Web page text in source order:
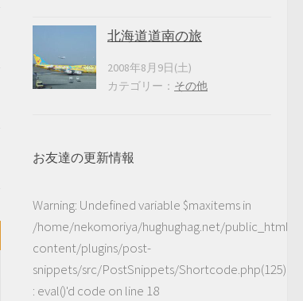
北海道道南の旅
2008年8月9日(土)
カテゴリー： その他
お友達の更新情報
Warning: Undefined variable $maxitems in
/home/nekomoriya/hughughag.net/public_html/
content/plugins/post-
snippets/src/PostSnippets/Shortcode.php(125)
: eval()'d code on line 18